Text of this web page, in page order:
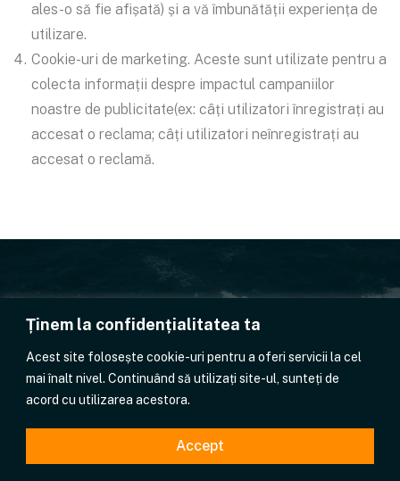
Ținem la confidențialitatea ta
Acest site folosește cookie-uri pentru a oferi servicii la cel
mai înalt nivel. Continuând să utilizați site-ul, sunteți de
acord cu utilizarea acestora.
Accept
ales-o să fie afișată) și a vă îmbunătății experiența de
utilizare.
Cookie-uri de marketing. Aceste sunt utilizate pentru a
colecta informații despre impactul campaniilor
noastre de publicitate(ex: câți utilizatori înregistrați au
accesat o reclama; câți utilizatori neînregistrați au
accesat o reclamă.
Politica de Confindețialitate Politica Cookies